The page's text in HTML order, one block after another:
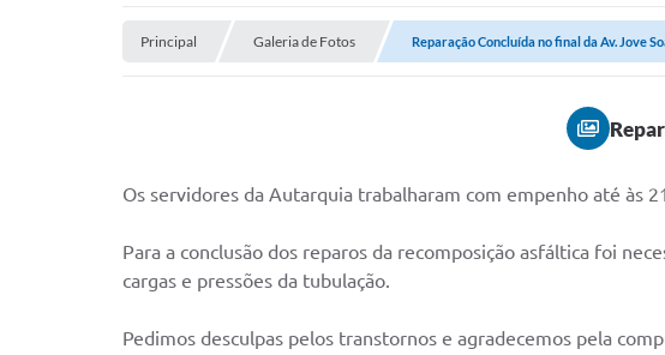
Principal Galeria de Fotos Reparação Concluída no final da Av. Jove
Os servidores da Autarquia trabalharam com empenho até às
Para a conclusão dos reparos da recomposição asfáltica foi
cargas e pressões da tubulação.
Pedimos desculpas pelos transtornos e agradecemos pela